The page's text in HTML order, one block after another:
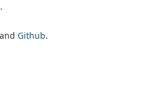
and Github.